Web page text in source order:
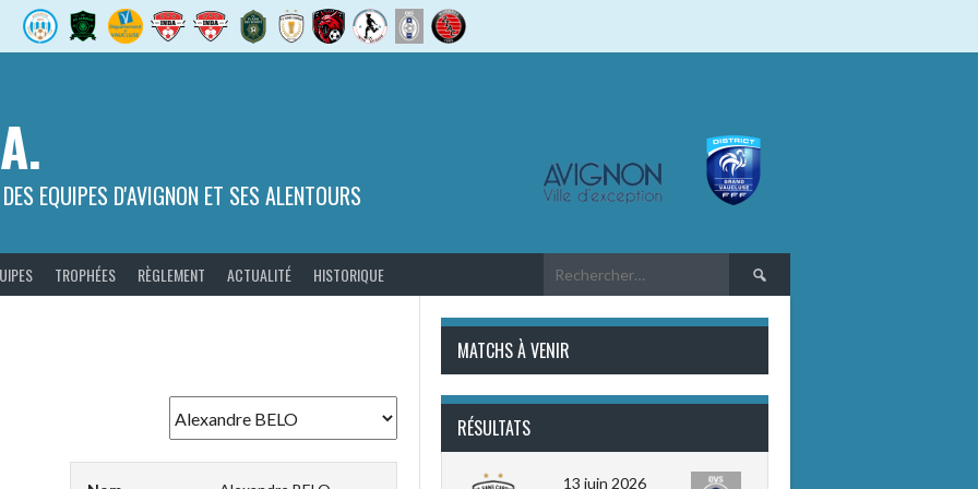
EQUIPES D'AVIGNON ET SES ALENTOURS
TROPHÉES RÈGLEMENT ACTUALITÉ HISTORIQUE Rechercher :
MATCHS À VENIR
RÉSULTATS
13 juin 2026